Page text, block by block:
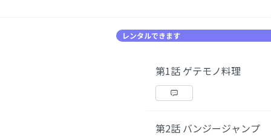
レンタルできます
第1話 ゲテモノ料理
第2話 バンジージャンプ